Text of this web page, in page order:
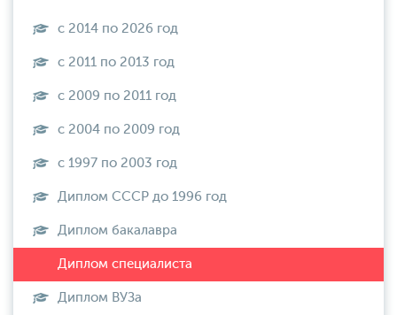
с 2014 по 2026 год
с 2011 по 2013 год
с 2009 по 2011 год
с 2004 по 2009 год
с 1997 по 2003 год
Диплом СССР до 1996 год
Диплом бакалавра
Диплом ВУЗа